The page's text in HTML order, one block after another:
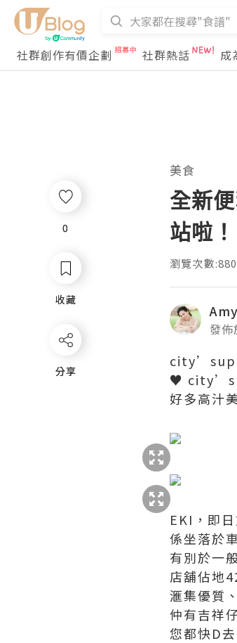
社群創作有價企劃 社群熱話 成
0
收藏
分享
美食
全新
站啦！
瀏覽次數:880
發
♥
好多高汁
EKI，即
係坐落於
有別於一
店舖佔地
滙集優質
仲有吉祥
您都快D去
0
收藏
分享